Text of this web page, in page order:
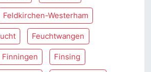
Feldkirchen-Westerham
Feuchtwangen
Finningen Finsing